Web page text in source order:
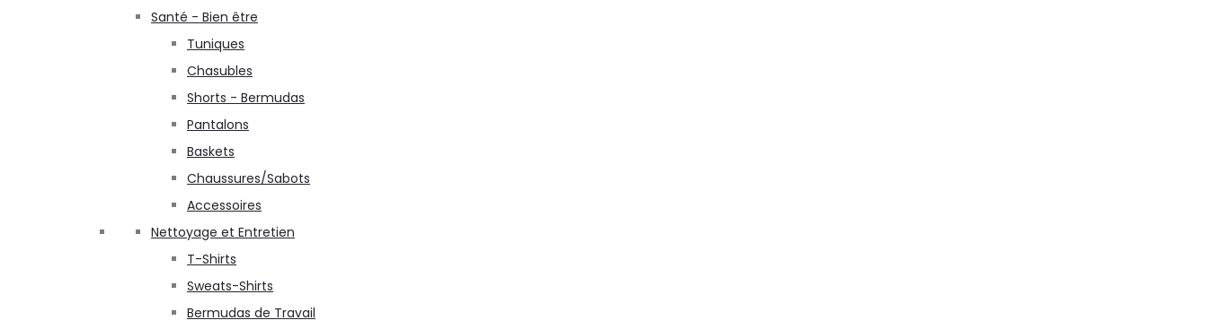
Santé - Bien être
Tuniques
Chasubles
Shorts - Bermudas
Pantalons
Baskets
Chaussures/Sabots
Accessoires
Nettoyage et Entretien
T-Shirts
Sweats-Shirts
Bermudas de Travail